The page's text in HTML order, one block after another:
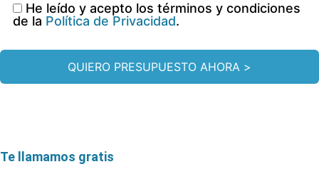
He leído y acepto los términos y condiciones
de la Política de Privacidad.
Te llamamos gratis